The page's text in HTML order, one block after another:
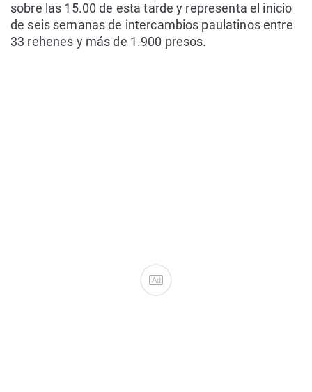
sobre las 15.00 de esta tarde y representa el inicio
de seis semanas de intercambios paulatinos entre
33 rehenes y más de 1.900 presos.
Ad